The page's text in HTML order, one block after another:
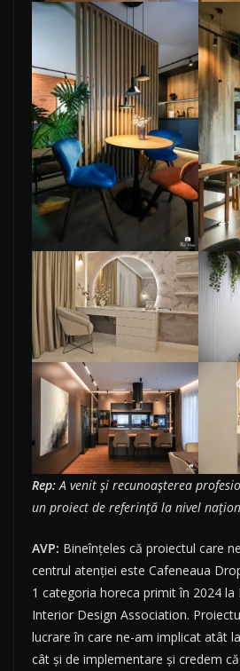
Rep: A venit și recunoașterea
un proiect de referință la nivel
AVP: Bineînțeles că proiectul care
centrul atenției este Cafeneaua
1 categoria horeca primit în 2024 la
Interior Design Association.
lucrare în care ne-am implicat atât
cât și de implementare și credem